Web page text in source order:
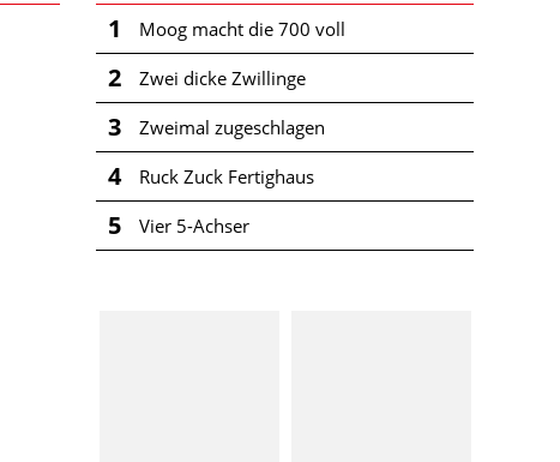
1 Moog macht die 700 voll
2 Zwei dicke Zwillinge
3 Zweimal zugeschlagen
4 Ruck Zuck Fertighaus
5 Vier 5-Achser